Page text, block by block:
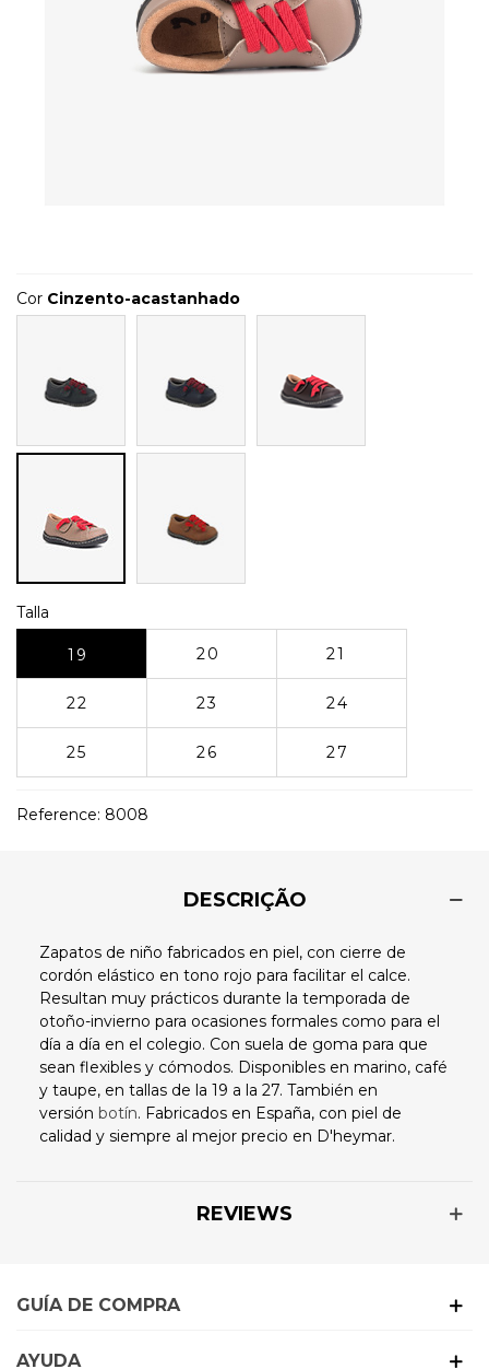
Cor Cinzento-acastanhado
Talla
19 20 21
22 23 24
25 26 27
Reference: 8008
DESCRIÇÃO
Zapatos de niño fabricados en piel, con cierre de
cordón elástico en tono rojo para facilitar el calce.
Resultan muy prácticos durante la temporada de
otoño-invierno para ocasiones formales como para el
día a día en el colegio. Con suela de goma para que
sean flexibles y cómodos. Disponibles en marino, café
y taupe, en tallas de la 19 a la 27. También en
versión botín. Fabricados en España, con piel de
calidad y siempre al mejor precio en D'heymar.
REVIEWS
GUÍA DE COMPRA
AYUDA